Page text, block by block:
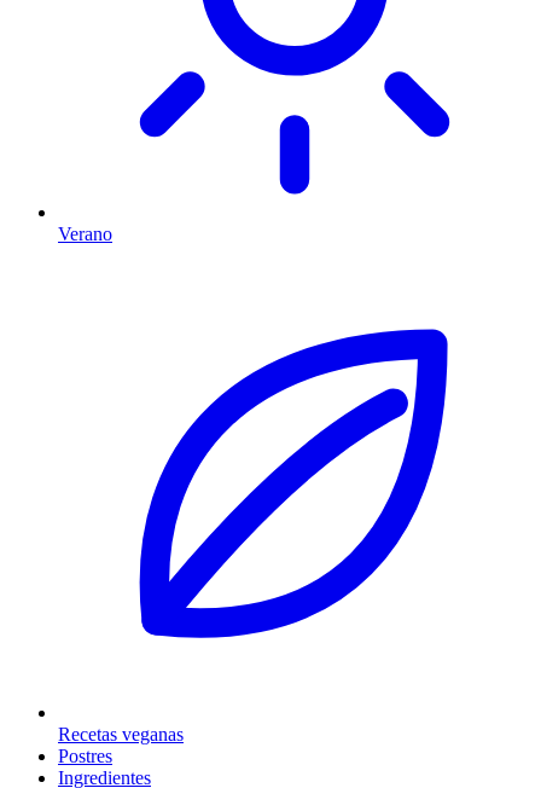
Verano
Recetas veganas
Postres
Ingredientes